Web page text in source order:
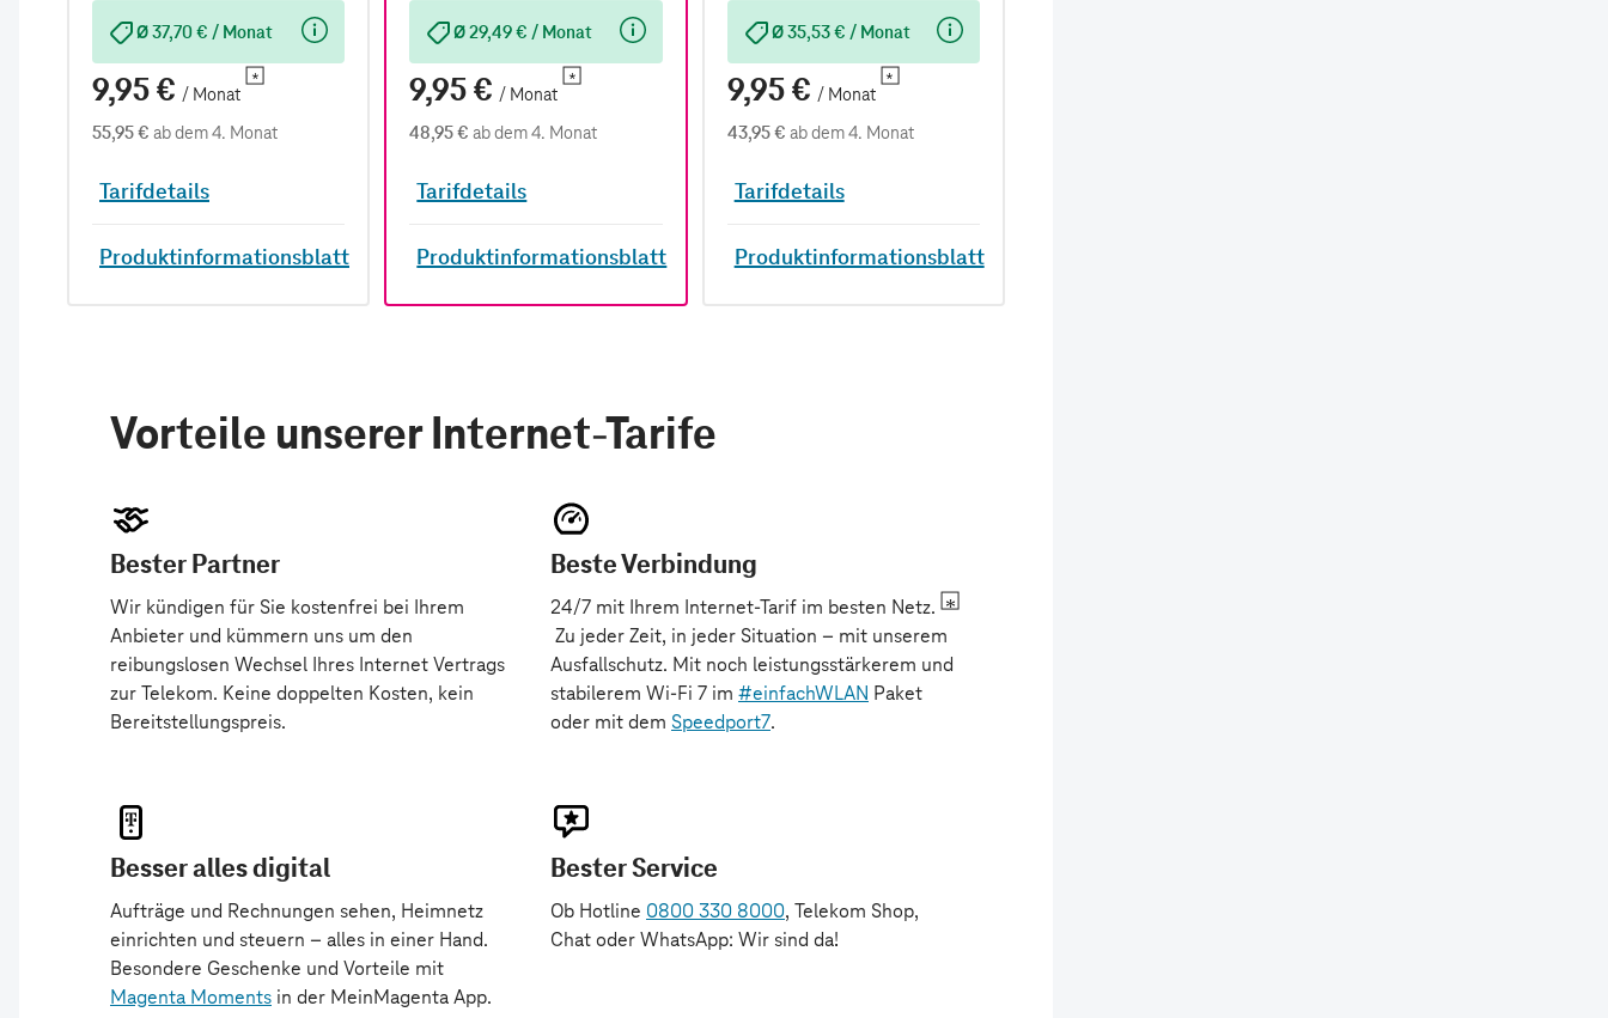
9,95 € / Monat
Ø 37,70 € / Monat
55,95 € ab dem 4. Monat
Tarifdetails
Produktinformationsblatt
9,95 € / Monat
Ø 29,49 € / Monat
48,95 € ab dem 4. Monat
Tarifdetails
Produktinformationsblatt
9,95 € / Monat
Ø 35,53 € / Monat
43,95 € ab dem 4. Monat
Tarifdetails
Produktinformationsblatt